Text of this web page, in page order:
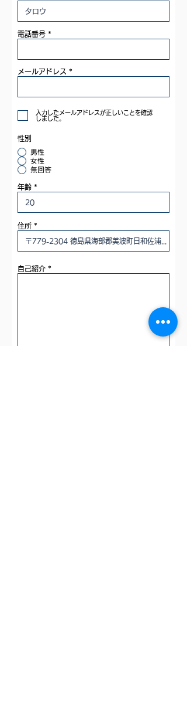
電話番号
メールアドレス
入力したメールアドレスが正しいことを確認
しました。
性別
男性
女性
無回答
年齢
住所
自己紹介